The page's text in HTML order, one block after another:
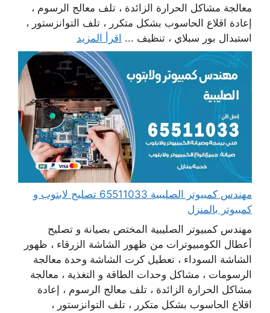
معالجة مشاكل الحرارة الزائدة ، تلف معالج الرسوم ،
إعادة اقلاع الحاسوب بشكل متكرر ، تلف التوانزستور ،
استبدال بور سبلاي ، تنظيف ... اقرأ المزيد
مهندس كمبيوتر الصليبية 65511033 تصليح لابتوب و
كمبيوتر بالمنزل
مهندس كمبيوتر الصليبية المختص بصيانة و تصليح
أعطال الكومبيوترات من ظهور الشاشة الزرقاء ، ظهور
الشاشة السوداء ، تعطيل كرت الشاشة وحدة معالجة
الرسومات ، مشاكل وحدات الطاقة و التغذية ، معالجة
مشاكل الحرارة الزائدة ، تلف معالج الرسوم ، إعادة
اقلاع الحاسوب بشكل متكرر ، تلف التوانزستور ،